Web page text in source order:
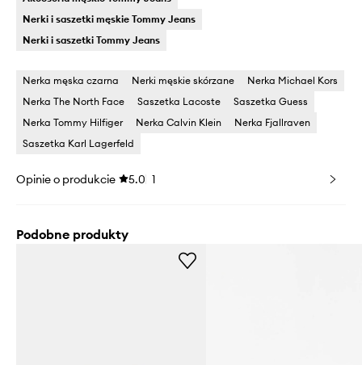
Nerki i saszetki męskie Tommy Jeans
Nerki i saszetki Tommy Jeans
Nerka męska czarna Nerki męskie skórzane
Nerka Michael Kors
Nerka The North Face
Saszetka Lacoste
Saszetka Guess
Nerka Tommy Hilfiger
Nerka Calvin Klein
Nerka Fjallraven
Saszetka Karl Lagerfeld
Opinie o produkcie 5.0 1
Podobne produkty